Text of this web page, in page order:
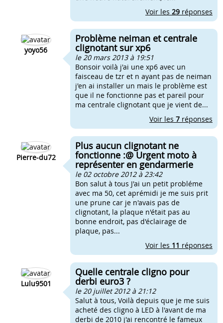
Voir les 29 réponses
yoyo56
Problème neiman et centrale
clignotant sur xp6
le 20 mars 2013 à 19:51
Bonsoir voilà j'ai une xp6 avec un
faisceau de tzr et n ayant pas de neiman
j'en ai installer un mais le problème est
que il ne fonctionne pas et pareil pour
ma centrale clignotant que je vient de...
Voir les 7 réponses
Pierre-du72
Plus aucun clignotant ne
fonctionne :@ Urgent moto à
représenter en gendarmerie
le 02 octobre 2012 à 23:42
Bon salut à tous J'ai un petit probléme
avec ma 50, cet aprémidi je me suis prit
une prune car je n'avais pas de
clignotant, la plaque n'était pas au
bonne endroit, pas d'éclairage de
plaque, pas...
Voir les 11 réponses
Lulu9501
Quelle centrale cligno pour
derbi euro3 ?
le 20 juillet 2012 à 21:12
Salut à tous, Voilà depuis que je me suis
acheté des cligno à LED à l'avant de ma
derbi de 2010 j'ai rencontré le fameux